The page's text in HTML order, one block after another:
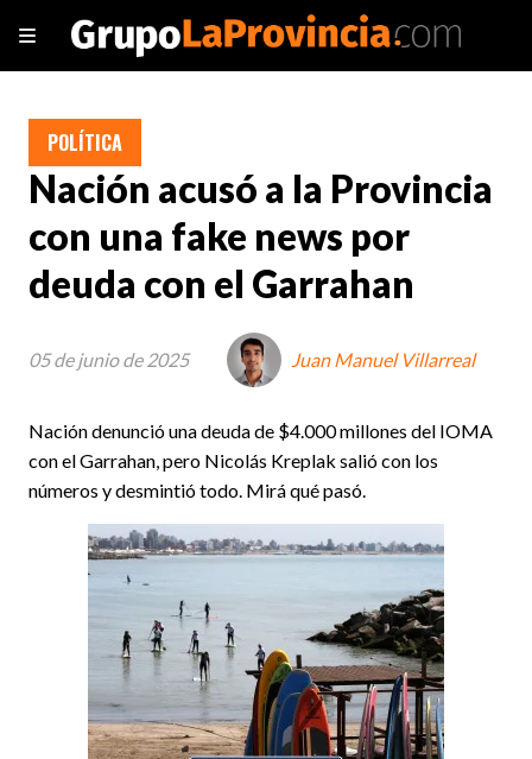
Nación acusó a la Provincia
con una fake news por
deuda con el Garrahan
Nación denunció una deuda de $4.000 millones del IOMA
con el Garrahan, pero Nicolás Kreplak salió con los
números y desmintió todo. Mirá qué pasó.
POLÍTICA
05 de junio de 2025 Juan Manuel Villarreal